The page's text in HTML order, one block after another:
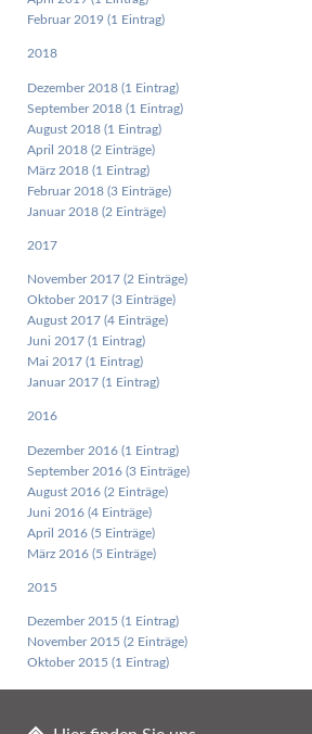
Februar 2019 (1 Eintrag)
2018
Dezember 2018 (1 Eintrag)
September 2018 (1 Eintrag)
August 2018 (1 Eintrag)
April 2018 (2 Einträge)
März 2018 (1 Eintrag)
Februar 2018 (3 Einträge)
Januar 2018 (2 Einträge)
2017
November 2017 (2 Einträge)
Oktober 2017 (3 Einträge)
August 2017 (4 Einträge)
Juni 2017 (1 Eintrag)
Mai 2017 (1 Eintrag)
Januar 2017 (1 Eintrag)
2016
Dezember 2016 (1 Eintrag)
September 2016 (3 Einträge)
August 2016 (2 Einträge)
Juni 2016 (4 Einträge)
April 2016 (5 Einträge)
März 2016 (5 Einträge)
2015
Dezember 2015 (1 Eintrag)
November 2015 (2 Einträge)
Oktober 2015 (1 Eintrag)